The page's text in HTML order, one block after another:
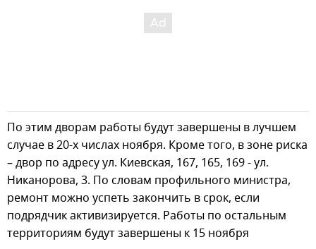
По этим дворам работы будут завершены в лучшем
случае в 20-х числах ноября. Кроме того, в зоне риска
– двор по адресу ул. Киевская, 167, 165, 169 - ул.
Никанорова, 3. По словам профильного министра,
ремонт можно успеть закончить в срок, если
подрядчик активизируется. Работы по остальным
территориям будут завершены к 15 ноября